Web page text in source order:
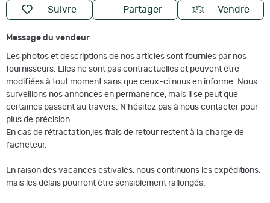
Suivre Partager Vendre
Message du vendeur
Les photos et descriptions de nos articles sont fournies par nos
fournisseurs. Elles ne sont pas contractuelles et peuvent être
modifiées à tout moment sans que ceux-ci nous en informe. Nous
surveillons nos annonces en permanence, mais il se peut que
certaines passent au travers. N'hésitez pas à nous contacter pour
plus de précision.
En cas de rétractation,les frais de retour restent à la charge de
l'acheteur.
En raison des vacances estivales, nous continuons les expéditions,
mais les délais pourront être sensiblement rallongés.